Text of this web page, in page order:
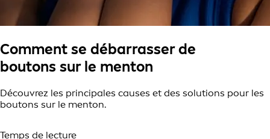
Comment se débarrasser de
boutons sur le menton
Découvrez les principales causes et des solutions pour les
boutons sur le menton.
Temps de lecture